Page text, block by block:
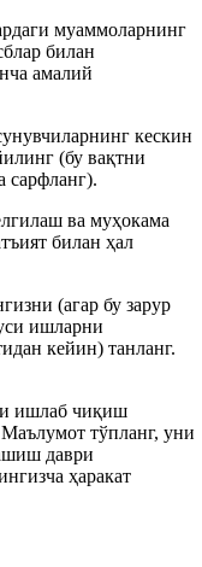
муаммоларнинг
билан
амалий
кескин
(бу вақтни
сарфланг).
ва муҳокама
билан ҳал
(агар бу зарур
ишларни
кейин) танланг.
ишлаб чиқиш
тўпланг, уни
даври
ҳаракат